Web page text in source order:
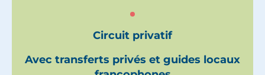
Circuit privatif
Avec transferts privés et guides locaux